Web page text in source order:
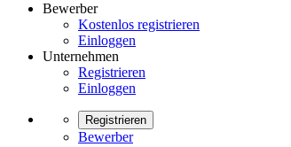
Bewerber
Kostenlos registrieren
Einloggen
Unternehmen
Registrieren
Einloggen
Registrieren
Bewerber